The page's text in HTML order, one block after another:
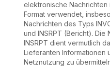
elektronische Nachrichten
Format verwendet,
Nachrichten des Typs
und INSRPT (Bericht). Die
INSRPT dient vermutlich
Lieferanten Informationen
Netznutzung zu